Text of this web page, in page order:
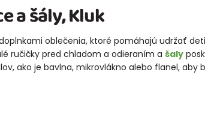
a šály, Kluk
oblečenia, ktoré pomáhajú udržať
ručičky pred chladom a odieraním a šaly
ako je bavlna, mikrovlákno alebo flanel, aby